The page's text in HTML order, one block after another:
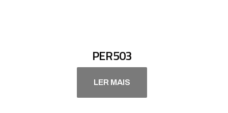
PER503
LER MAIS